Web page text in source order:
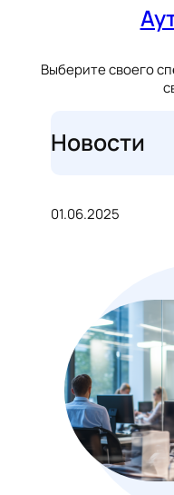
Выберите своего
Новости
01.06.2025